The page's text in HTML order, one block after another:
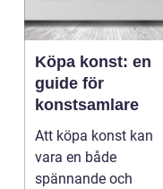
Köpa konst: en
guide för
konstsamlare
Att köpa konst kan
vara en både
spännande och